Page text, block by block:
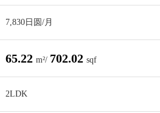
7,830日圆/月
65.22 m²/ 702.02 sqf
2LDK